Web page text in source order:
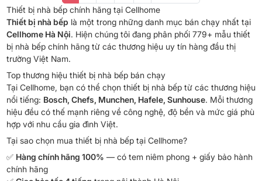
Thiết bị nhà bếp chính hãng tại Cellhome
Thiết bị nhà bếp là một trong những danh mục bán chạy nhất tại
Cellhome Hà Nội. Hiện chúng tôi đang phân phối 779+ mẫu thiết
bị nhà bếp chính hãng từ các thương hiệu uy tín hàng đầu thị
trường Việt Nam.
Top thương hiệu thiết bị nhà bếp bán chạy
Tại Cellhome, bạn có thể chọn thiết bị nhà bếp từ các thương hiệu
nổi tiếng: Bosch, Chefs, Munchen, Hafele, Sunhouse. Mỗi thương
hiệu đều có thế mạnh riêng về công nghệ, độ bền và mức giá phù
hợp với nhu cầu gia đình Việt.
Tại sao chọn mua thiết bị nhà bếp tại Cellhome?
✅ Hàng chính hãng 100% — có tem niêm phong + giấy bảo hành
chính hãng